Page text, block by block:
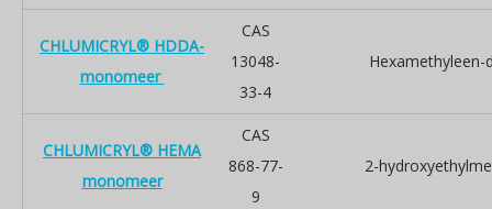
CHLUMICRYL® HDDA-
monomeer
CAS
13048-
33-4
Hexamethyleen-
CHLUMICRYL® HEMA
monomeer
CAS
868-77-
9
2-